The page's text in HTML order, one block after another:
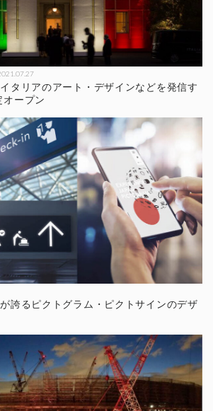
タリアのアート・デザインなどを発信す
オープン
が誇るピクトグラム・ピクトサインのデザ